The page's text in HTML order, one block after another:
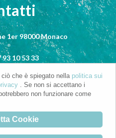
1er 98000 Monaco
93 10 53 33
mbs.com
che è spiegato nella politica sui
. Se non si accettano i
non funzionare come
Cookie